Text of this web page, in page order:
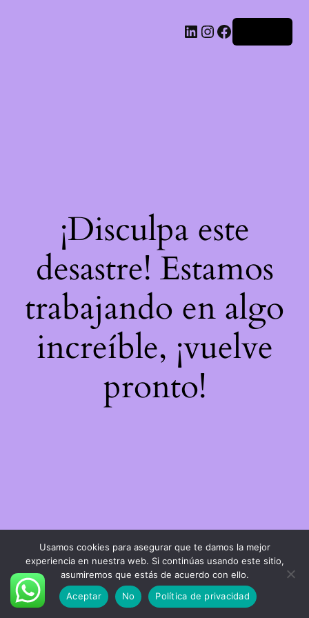
LinkedIn
Instagram
Facebook
¡Disculpa este
desastre! Estamos
trabajando en algo
increíble, ¡vuelve
pronto!
Usamos cookies para asegurar que te damos la mejor
experiencia en nuestra web. Si continúas usando este sitio,
asumiremos que estás de acuerdo con ello.
Aceptar
No Política de privacidad